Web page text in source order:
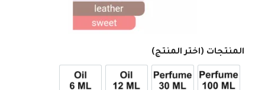
المنتجات (اختر المنتج)